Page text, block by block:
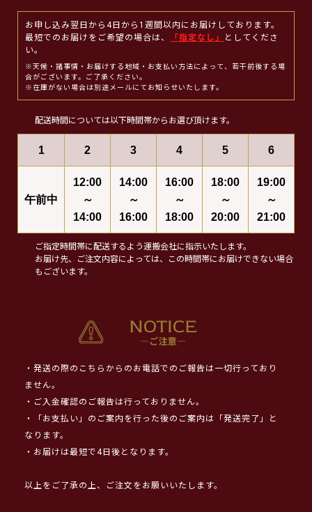
お申し込み翌日から4日から1週間以内にお届けしております。
最短でのお届けをご希望の場合は、
「指定なし」
としてくださ
い。
※天候・諸事情・お届けする地域・お支払い方法によって、若干前後する場
合がございます。ご了承ください。
※在庫がない場合は別途メールにてお知らせいたします。
配送時間については以下時間帯からお選び頂けます。
1 2 3 4 5 6
午前中
12:00
～
14:00
14:00
～
16:00
16:00
～
18:00
18:00
～
20:00
19:00
～
21:00
ご指定時間帯に配送するよう運搬会社に指示いたします。
お届け先、ご注文内容によっては、この時間帯にお届けできない場合
もございます。
・発送の際のこちらからのお電話でのご報告は一切行っており
ません。
・ご入金確認のご報告は行っておりません。
・「お支払い」のご案内を行った後のご案内は「発送完了」と
なります。
・お届けは最短で4日後となります。
以上をご了承の上、ご注文をお願いいたします。